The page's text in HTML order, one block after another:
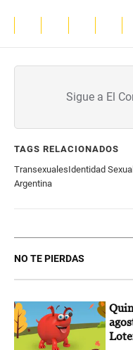
Sigue a El
TAGS RELACIONADOS
TransexualesIdentidad Sexual
Argentina
NO TE PIERDAS